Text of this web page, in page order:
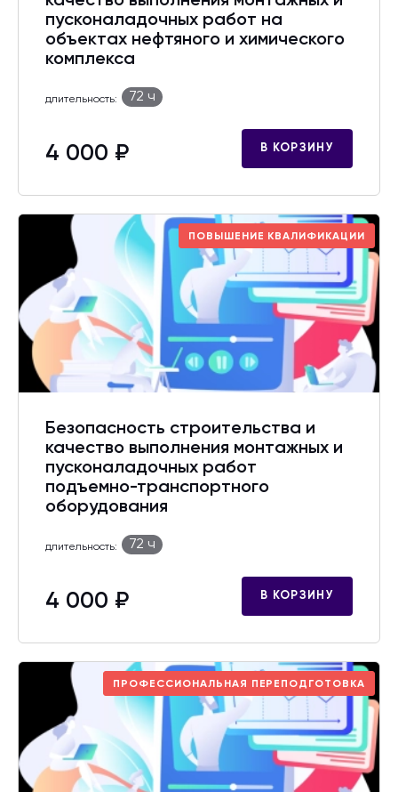
пусконаладочных работ на
объектах нефтяного и химического
комплекса
длительность: 72 ч
4 000 ₽ В КОРЗИНУ
ПОВЫШЕНИЕ КВАЛИФИКАЦИИ
Безопасность строительства и
качество выполнения монтажных и
пусконаладочных работ
подъемно-транспортного
оборудования
длительность: 72 ч
4 000 ₽ В КОРЗИНУ
ПРОФЕССИОНАЛЬНАЯ ПЕРЕПОДГОТОВКА